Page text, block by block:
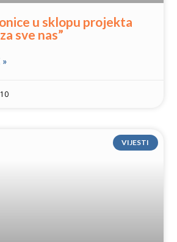
u sklopu projekta
sve nas”
»
VIJESTI